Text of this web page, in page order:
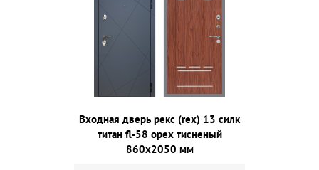
Входная дверь рекс (rex) 13 силк
титан fl-58 орех тисненый
860х2050 мм